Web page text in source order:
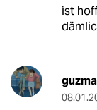
ist